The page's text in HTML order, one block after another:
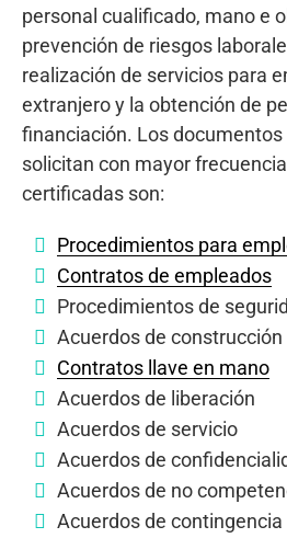
personal cualificado, mano e
prevención de riesgos
realización de servicios para
extranjero y la obtención de
financiación. Los documentos
solicitan con mayor
certificadas son:
Procedimientos para
Contratos de empleados
Procedimientos de
Acuerdos de construcción
Contratos llave en mano
Acuerdos de liberación
Acuerdos de servicio
Acuerdos de
Acuerdos de no
Acuerdos de contingencia